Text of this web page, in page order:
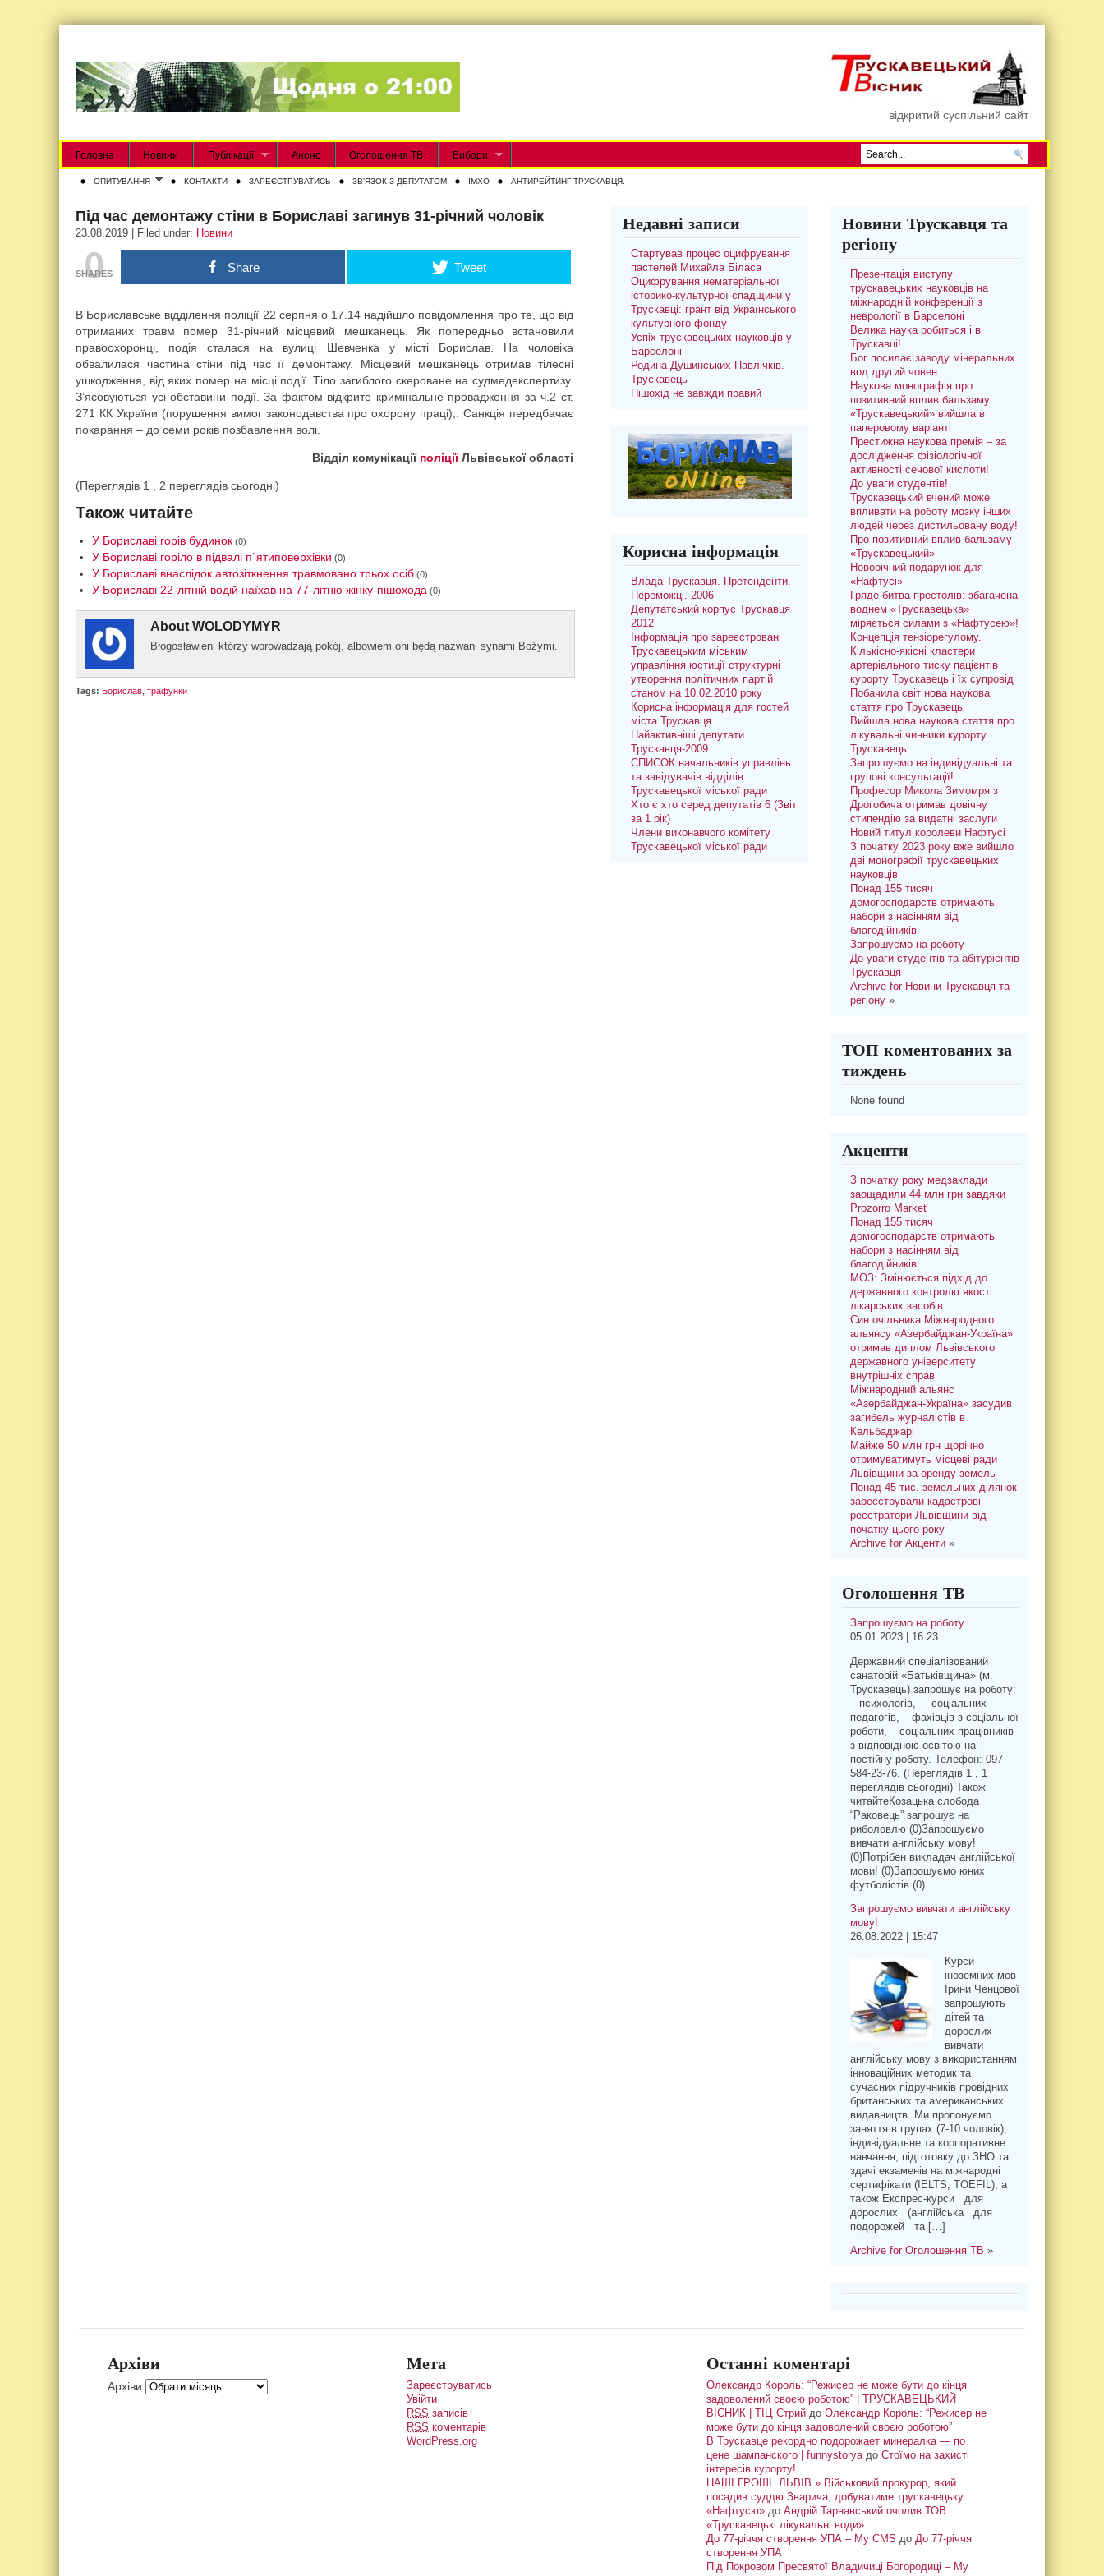
відкритий суспільний сайт
Головна Новини Публікації Анонс Оголошення ТВ Вибори
ОПИТУВАННЯ КОНТАКТИ ЗАРЕЄСТРУВАТИСЬ ЗВʼЯЗОК З ДЕПУТАТОМ IMXO АНТИРЕЙТИНГ ТРУСКАВЦЯ.
Під час демонтажу стіни в Бориславі загинув 31-річний чоловік
23.08.2019 | Filed under: Новини
0
SHARES Share Tweet
В Бориславське відділення поліції 22 серпня о 17.14 надійшло повідомлення про те, що від
отриманих травм помер 31-річний місцевий мешканець. Як попередньо встановили
правоохоронці, подія сталася на вулиці Шевченка у місті Борислав. На чоловіка
обвалилася частина стіни під час її демонтажу. Місцевий мешканець отримав тілесні
ушкодження, від яких помер на місці події. Тіло загиблого скероване на судмедекспертизу.
З’ясовуються усі обставини події. За фактом відкрите кримінальне провадження за ч.2 ст.
271 КК України (порушення вимог законодавства про охорону праці),. Санкція передбачає
покарання – до семи років позбавлення волі.
Відділ комунікації поліціїЛьвівської області
(Переглядів 1 , 2 переглядів сьогодні)
Також читайте
У Бориславі горів будинок (0)
У Бориславі горіло в підвалі п`ятиповерхівки (0)
У Бориславі внаслідок автозіткнення травмовано трьох осіб (0)
У Бориславі 22-літній водій наїхав на 77-літню жінку-пішохода (0)
About WOLODYMYR
Błogos­ławieni którzy wprowad­zają pokój, al­bowiem oni będą naz­wani syn­ami Bożymi.
Tags: Борислав трафунки
Недавні записи
Стартував процес оцифрування
пастелей Михайла Біласа
Оцифрування нематеріальної
історико-культурної спадщини у
Трускавці: грант від Українського
культурного фонду
Успіх трускавецьких науковців у
Барселоні
Родина Душинських-Павлічків.
Трускавець
Пішохід не завжди правий
Корисна інформація
Влада Трускавця. Претенденти.
Переможці. 2006
Депутатський корпус Трускавця
2012
Інформація про зареєстровані
Трускавецьким міським
управління юстиції структурні
утворення політичних партій
станом на 10.02.2010 року
Корисна інформація для гостей
міста Трускавця.
Найактивніші депутати
Трускавця-2009
СПИСОК начальників управлінь
та завідувачів відділів
Трускавецької міської ради
Хто є хто серед депутатів 6 (Звіт
за 1 рік)
Члени виконавчого комітету
Трускавецької міської ради
Новини Трускавця та
регіону
Презентація виступу
трускавецьких науковців на
міжнародній конференції з
неврології в Барселоні
Велика наука робиться і в
Трускавці!
Бог посилає заводу мінеральних
вод другий човен
Наукова монографія про
позитивний вплив бальзаму
«Трускавецький» вийшла в
паперовому варіанті
Престижна наукова премія – за
дослідження фізіологічної
активності сечової кислоти!
До уваги студентів!
Трускавецький вчений може
впливати на роботу мозку інших
людей через дистильовану воду!
Про позитивний вплив бальзаму
«Трускавецький»
Новорічний подарунок для
«Нафтусі»
Гряде битва престолів: збагачена
воднем «Трускавецька»
міряється силами з «Нафтусею»!
Концепція тензіорегулому.
Кількісно-якісні кластери
артеріального тиску пацієнтів
курорту Трускавець і їх супровід
Побачила світ нова наукова
стаття про Трускавець
Вийшла нова наукова стаття про
лікувальні чинники курорту
Трускавець
Запрошуємо на індивідуальні та
групові консультації!
Професор Микола Зимомря з
Дрогобича отримав довічну
стипендію за видатні заслуги
Новий титул королеви Нафтусі
З початку 2023 року вже вийшло
дві монографії трускавецьких
науковців
Понад 155 тисяч
домогосподарств отримають
набори з насінням від
благодійників
Запрошуємо на роботу
До уваги студентів та абітурієнтів
Трускавця
Archive for Новини Трускавця та
регіону»
ТОП коментованих за
тиждень
None found
Акценти
З початку року медзаклади
заощадили 44 млн грн завдяки
Prozorro Market
Понад 155 тисяч
домогосподарств отримають
набори з насінням від
благодійників
МОЗ: Змінюється підхід до
державного контролю якості
лікарських засобів
Син очільника Міжнародного
альянсу «Азербайджан-Україна»
отримав диплом Львівського
державного університету
внутрішніх справ
Міжнародний альянс
«Азербайджан-Україна» засудив
загибель журналістів в
Кельбаджарі
Майже 50 млн грн щорічно
отримуватимуть місцеві ради
Львівщини за оренду земель
Понад 45 тис. земельних ділянок
зареєстрували кадастрові
реєстратори Львівщини від
початку цього року
Archive for Акценти»
Оголошення ТВ
Запрошуємо на роботу
05.01.2023 | 16:23
Державний спеціалізований
санаторій «Батьківщина» (м.
Трускавець) запрошує на роботу:
– психологів, – соціальних
педагогів, – фахівців з соціальної
роботи, – соціальних працівників
з відповідною освітою на
постійну роботу. Телефон: 097-
584-23-76. (Переглядів 1 , 1
переглядів сьогодні) Також
читайтеКозацька слобода
“Раковець” запрошує на
риболовлю (0)Запрошуємо
вивчати англійську мову!
(0)Потрібен викладач англійської
мови! (0)Запрошуємо юних
футболістів (0)
Запрошуємо вивчати англійську
мову!
26.08.2022 | 15:47
Курси
іноземних мов
Ірини Ченцової
запрошують
дітей та
дорослих
вивчати
англійську мову з використанням
інноваційних методик та
сучасних підручників провідних
британських та американських
видавництв. Ми пропонуємо
заняття в групах (7-10 чоловік),
індивідуальне та корпоративне
навчання, підготовку до ЗНО та
здачі екзаменів на міжнародні
сертифікати (IELTS, TOEFIL), а
також Експрес-курси для
дорослих (англійська для
подорожей та […]
Archive for Оголошення ТВ »
Архіви
Архіви
Мета
Зареєструватись
Увійти
RSS записів
RSS коментарів
WordPress.org
Останні коментарі
Олександр Король: “Режисер не може бути до кінця
задоволений своєю роботою” | ТРУСКАВЕЦЬКИЙ
ВІСНИК | ТІЦ Стрийдо Олександр Король: “Режисер не
може бути до кінця задоволений своєю роботою”
В Трускавце рекордно подорожает минералка — по
цене шампанского | funnystoryaдо Стоїмо на захисті
інтересів курорту!
НАШІ ГРОШІ. ЛЬВІВ » Військовий прокурор, який
посадив суддю Зварича, добуватиме трускавецьку
«Нафтусю»до Андрій Тарнавський очолив ТОВ
«Трускавецькі лікувальні води»
До 77-річчя створення УПА – My CMS до До 77-річчя
створення УПА
Під Покровом Пресвятої Владичиці Богородиці – My